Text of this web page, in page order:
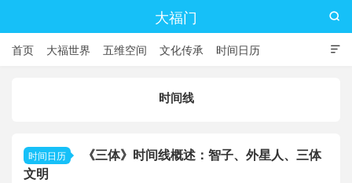
大福门

首页 大福世界 五维空间 文化传承 时间日历

时间线
时间日历
《三体》时间线概述：智子、外星人、三体
文明